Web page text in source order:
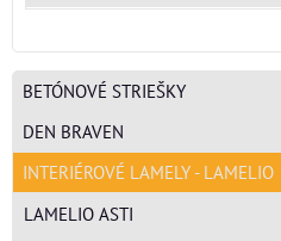
BETÓNOVÉ STRIEŠKY
DEN BRAVEN
INTERIÉROVÉ LAMELY - LAMELIO
LAMELIO ASTI